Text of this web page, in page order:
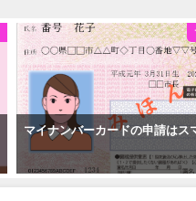
マイナンバーカードの申請はス